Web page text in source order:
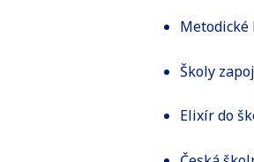
Školy
Elixír do